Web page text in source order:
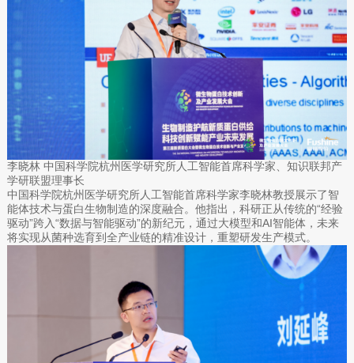
李晓林 中国科学院杭州医学研究所人工智能首席科学家、知识联邦产
学研联盟理事长
中国科学院杭州医学研究所人工智能首席科学家李晓林教授展示了智
能体技术与蛋白生物制造的深度融合。他指出，科研正从传统的“经验
驱动”跨入“数据与智能驱动”的新纪元，通过大模型和AI智能体，未来
将实现从菌种选育到全产业链的精准设计，重塑研发生产模式。